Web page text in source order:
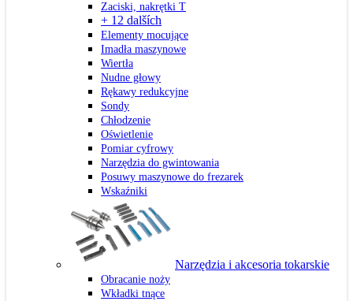
Zaciski, nakrętki T
+ 12 dalších
Elementy mocujące
Imadła maszynowe
Wiertła
Nudne głowy
Rękawy redukcyjne
Sondy
Chłodzenie
Oświetlenie
Pomiar cyfrowy
Narzędzia do gwintowania
Posuwy maszynowe do frezarek
Wskaźniki
Narzędzia i akcesoria tokarskie
Obracanie noży
Wkładki tnące